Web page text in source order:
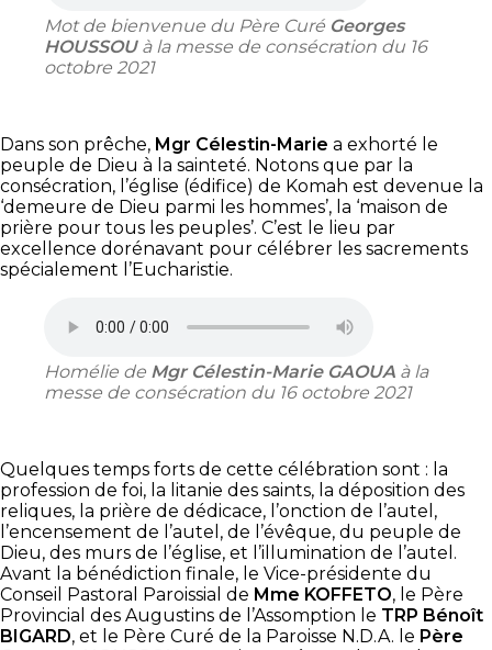
Mot de bienvenue du Père Curé Georges
HOUSSOUà la messe de consécration du 16
octobre 2021
Dans son prêche, Mgr Célestin-Marie a exhorté le
peuple de Dieu à la sainteté. Notons que par la
consécration, l’église (édifice) de Komah est devenue la
‘demeure de Dieu parmi les hommes’, la ‘maison de
prière pour tous les peuples’. C’est le lieu par
excellence dorénavant pour célébrer les sacrements
spécialement l’Eucharistie.
Homélie de Mgr Célestin-Marie GAOUA à la
messe de consécration du 16 octobre 2021
Quelques temps forts de cette célébration sont : la
profession de foi, la litanie des saints, la déposition des
reliques, la prière de dédicace, l’onction de l’autel,
l’encensement de l’autel, de l’évêque, du peuple de
Dieu, des murs de l’église, et l’illumination de l’autel.
Avant la bénédiction finale, le Vice-présidente du
Conseil Pastoral Paroissial de Mme KOFFETO, le Père
Provincial des Augustins de l’Assomption le TRP Bénoît
BIGARD, et le Père Curé de la Paroisse N.D.A. le Père